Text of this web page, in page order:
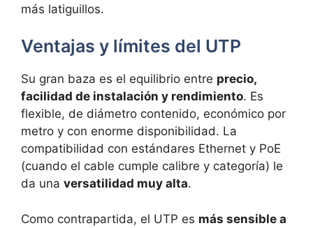
más latiguillos.
Ventajas y límites del UTP
Su gran baza es el equilibrio entre precio,
facilidad de instalación y rendimiento. Es
flexible, de diámetro contenido, económico por
metro y con enorme disponibilidad. La
compatibilidad con estándares Ethernet y PoE
(cuando el cable cumple calibre y categoría) le
da una versatilidad muy alta.
Como contrapartida, el UTP es más sensible a